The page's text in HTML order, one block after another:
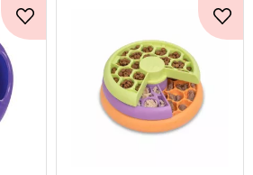
Lägg till i favoriter